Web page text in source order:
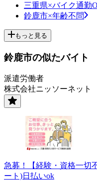
三重県×バイク通勤
鈴鹿市×年齢不問
もっと見る
鈴鹿市の似たバイト
派遣労働者
株式会社ニッソーネット
急募！【経験・資格一切
ート)日払いok